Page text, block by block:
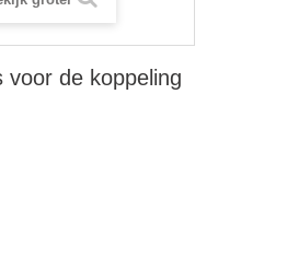
voor de koppeling